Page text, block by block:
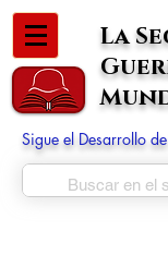
La
Sigue el Desarrollo